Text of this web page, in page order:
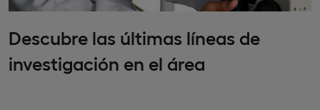
Descubre las últimas líneas de
investigación en el área